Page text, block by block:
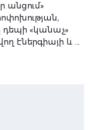
անցում»
«կանաչ»
էներգիայի և …